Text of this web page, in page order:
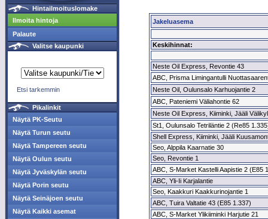
Hintailmoituslomake
Ilmoita hintoja
Palaute
Valitse kaupunki
Etsi tarkemmin
Pikalinkit
Näytä PK-Seutu
Näytä Turun seutu
Näytä Tampereen seutu
Näytä Oulun seutu
Näytä Jyväskylän seutu
Näytä Porin seutu
Näytä Seinäjoen seutu
Näytä Kaikki asemat
Jakeluasema
Keskihinnat:
Neste Oil Express, Revontie 43
ABC, Prisma Limingantulli
Neste Oil, Oulunsalo Karhuojantie 2
ABC, Pateniemi Väliahontie 62
Neste Oil Express, Kiiminki, Jääli
St1, Oulunsalo Tetriläntie 2 (Re85
Shell Express, Kiiminki, Jääli
Seo, Alppila Kaarnatie 30
Seo, Revontie 1
ABC, S-Market Kastelli Aapistie 2 (E85
ABC, Yli-Ii Karjalantie
Seo, Kaakkuri Kaakkurinojantie 1
ABC, Tuira Valtatie 43 (E85 1.337)
ABC, S-Market Ylikiiminki Harjutie 21